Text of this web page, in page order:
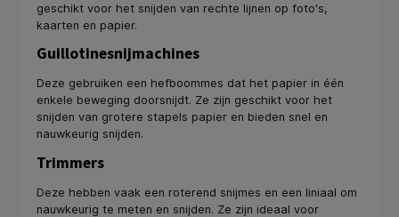
geschikt voor het snijden van rechte lijnen op foto's,
kaarten en papier.
Guillotinesnijmachines
Deze gebruiken een hefboommes dat het papier in één
enkele beweging doorsnijdt. Ze zijn geschikt voor het
snijden van grotere stapels papier en bieden snel en
nauwkeurig snijden.
Trimmers
Deze hebben vaak een roterend snijmes en een liniaal om
nauwkeurig te meten en snijden. Ze zijn ideaal voor